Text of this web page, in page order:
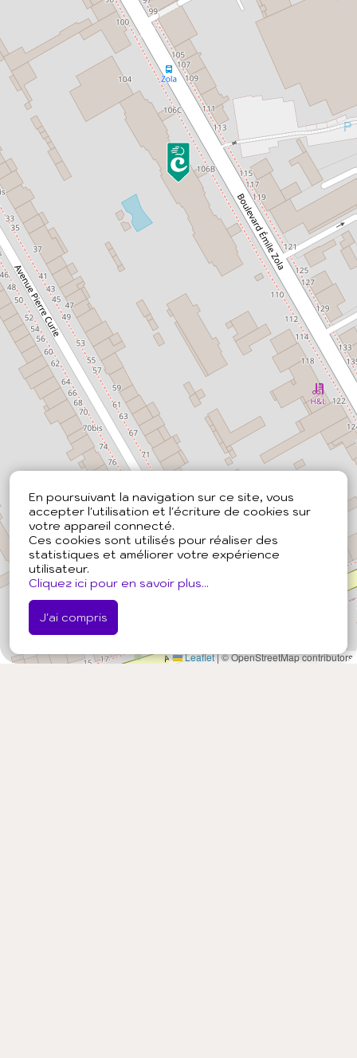
En poursuivant la navigation sur ce site, vous
accepter l'utilisation et l'écriture de cookies sur
votre appareil connecté.
Ces cookies sont utilisés pour réaliser des
statistiques et améliorer votre expérience
utilisateur.
Cliquez ici pour en savoir plus...
J'ai compris
Leaflet|© OpenStreetMap contributors